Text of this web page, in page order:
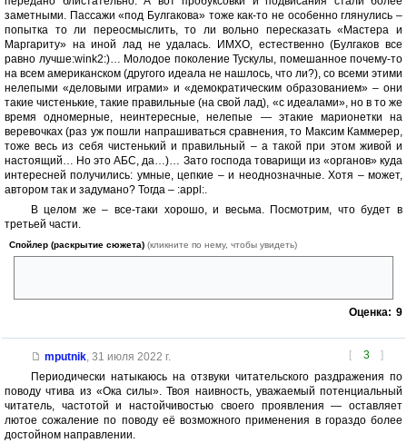
заметными. Пассажи «под Булгакова» тоже как-то не особенно глянулись –
попытка то ли переосмыслить, то ли вольно пересказать «Мастера и
Маргариту» на иной лад не удалась. ИМХО, естественно (Булгаков все
равно лучше:wink2:)… Молодое поколение Тускулы, помешанное почему-то
на всем американском (другого идеала не нашлось, что ли?), со всеми этими
нелепыми «деловыми играми» и «демократическим образованием» – они
такие чистенькие, такие правильные (на свой лад), «с идеалами», но в то же
время одномерные, неинтересные, нелепые — этакие марионетки на
веревочках (раз уж пошли напрашиваться сравнения, то Максим Каммерер,
тоже весь из себя чистенький и правильный – а такой при этом живой и
настоящий… Но это АБС, да…)… Зато господа товарищи из «органов» куда
интересней получились: умные, цепкие – и неоднозначные. Хотя – может,
автором так и задумано? Тогда – :appl:.
В целом же – все-таки хорошо, и весьма. Посмотрим, что будет в
третьей части.
Спойлер (раскрытие сюжета) (кликните по нему, чтобы увидеть)
Оценка: 9
[ 3 ]
mputnik, 31 июля 2022 г.
Периодически натыкаюсь на отзвуки читательского раздражения по
поводу чтива из «Ока силы». Твоя наивность, уважаемый потенциальный
читатель, частотой и настойчивостью своего проявления — оставляет
лютое сожаление по поводу её возможного применения в гораздо более
достойном направлении.